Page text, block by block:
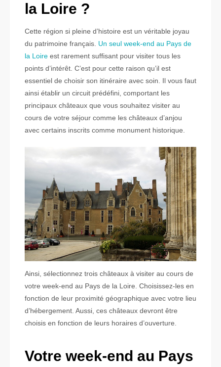
la Loire ?
Cette région si pleine d’histoire est un véritable joyau
du patrimoine français. Un seul week-end au Pays de
la Loire est rarement suffisant pour visiter tous les
points d’intérêt. C’est pour cette raison qu’il est
essentiel de choisir son itinéraire avec soin. Il vous faut
ainsi établir un circuit prédéfini, comportant les
principaux châteaux que vous souhaitez visiter au
cours de votre séjour comme les châteaux d’anjou
avec certains inscrits comme monument historique.
Ainsi, sélectionnez trois châteaux à visiter au cours de
votre week-end au Pays de la Loire. Choisissez-les en
fonction de leur proximité géographique avec votre lieu
d’hébergement. Aussi, ces châteaux devront être
choisis en fonction de leurs horaires d’ouverture.
Votre week-end au Pays